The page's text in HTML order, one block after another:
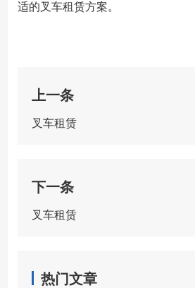
适的叉车租赁方案。
上一条
叉车租赁
下一条
叉车租赁
热门文章